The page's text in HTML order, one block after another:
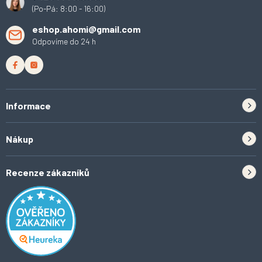
i
(Po-Pá: 8:00 - 16:00)
eshop.ahomi@gmail.com
Odpovíme do 24 h
Informace
Tipy do kuchyně
Inspirace a trendy
Domácí vychytávky
O Ahomi
Nákup
Obchodní podmínky
Ochrana osobních údajů
Recenze zákazníků